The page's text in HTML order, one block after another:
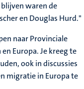
waren de
en Douglas Hurd."
naar Provinciale
Europa. Je kreeg te
ook in discussies
migratie in Europa te